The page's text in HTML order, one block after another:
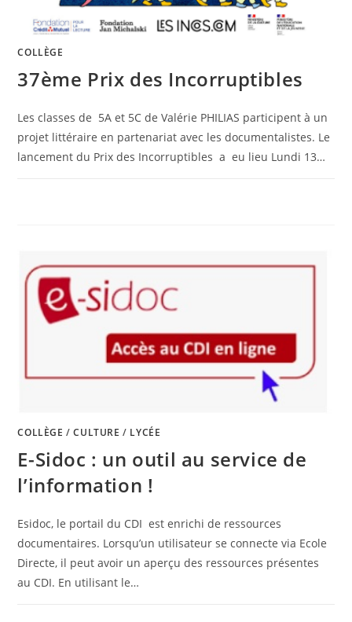
COLLÈGE
37ème Prix des Incorruptibles
Les classes de 5A et 5C de Valérie PHILIAS participent à un
projet littéraire en partenariat avec les documentalistes. Le
lancement du Prix des Incorruptibles a eu lieu Lundi 13…
COLLÈGE /CULTURE / LYCÉE
E-Sidoc : un outil au service de
l’information !
Esidoc, le portail du CDI est enrichi de ressources
documentaires. Lorsqu’un utilisateur se connecte via Ecole
Directe, il peut avoir un aperçu des ressources présentes
au CDI. En utilisant le…